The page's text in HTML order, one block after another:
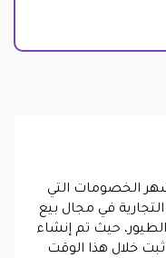
الخصومات التي
في مجال بيع
حيث تم إنشاء
خلال هذا الوقت